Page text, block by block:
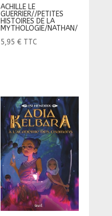
ACHILLE LE
GUERRIER//PETITES
HISTOIRES DE LA
MYTHOLOGIE/NATHAN/
5,95 € TTC